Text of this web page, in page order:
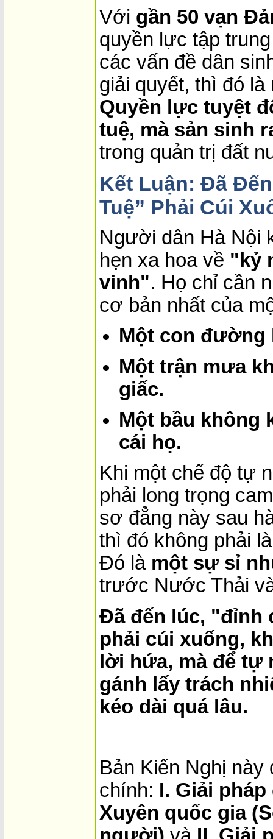
Với gần 50 vạn
quyền lực tập
các vấn đề dân
giải quyết, thì đó
Quyền lực tuyệt
tuệ, mà sản sinh
trong quản trị đất
Kết Luận: Đã
Tuệ” Phải Cúi
Người dân Hà Nội
hẹn xa hoa về "kỷ
vinh". Họ chỉ cần
cơ bản nhất của
Một con đường
Một trận mưa
giấc.
Một bầu không
cái họ.
Khi một chế độ tự
phải long trọng
sơ đẳng này sau
thì đó không phải
Đó là một sự sỉ
trước Nước Thải
Đã đến lúc, "đỉnh
phải cúi xuống,
lời hứa, mà để tự
gánh lấy trách
kéo dài quá lâu.
Bản Kiến Nghị
chính: I. Giải
Xuyên quốc gia